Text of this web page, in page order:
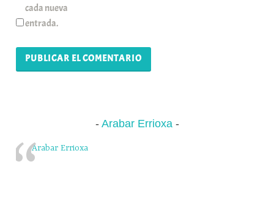
cada nueva
entrada.
Arabar Errioxa
Arabar Errioxa